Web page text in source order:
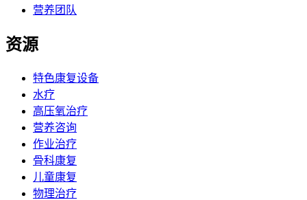
营养团队
资源
特色康复设备
水疗
高压氧治疗
营养咨询
作业治疗
骨科康复
儿童康复
物理治疗